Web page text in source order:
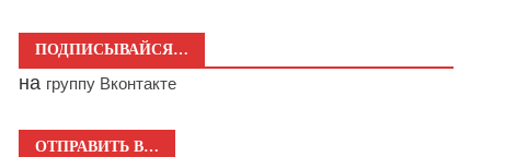
ПОДПИСЫВАЙСЯ…
на группу Вконтакте
ОТПРАВИТЬ В…